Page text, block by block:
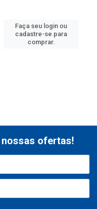
Faça seu login ou
cadastre-se para
comprar.
ofertas!